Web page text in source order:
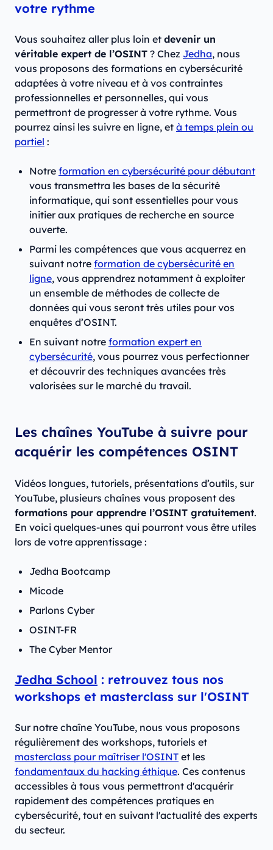
votre rythme
Vous souhaitez aller plus loin et devenir un
véritable expert de l’OSINT ? Chez Jedha, nous
vous proposons des formations en cybersécurité
adaptées à votre niveau et à vos contraintes
professionnelles et personnelles, qui vous
permettront de progresser à votre rythme. Vous
pourrez ainsi les suivre en ligne, et à temps plein ou
partiel :
Notre formation en cybersécurité pour débutant
vous transmettra les bases de la sécurité
informatique, qui sont essentielles pour vous
initier aux pratiques de recherche en source
ouverte.
Parmi les compétences que vous acquerrez en
suivant notre formation de cybersécurité en
ligne, vous apprendrez notamment à exploiter
un ensemble de méthodes de collecte de
données qui vous seront très utiles pour vos
enquêtes d’OSINT.
En suivant notre formation expert en
cybersécurité, vous pourrez vous perfectionner
et découvrir des techniques avancées très
valorisées sur le marché du travail.
Les chaînes YouTube à suivre pour
acquérir les compétences OSINT
Vidéos longues, tutoriels, présentations d’outils, sur
YouTube, plusieurs chaînes vous proposent des
formations pour apprendre l’OSINT gratuitement.
En voici quelques-unes qui pourront vous être utiles
lors de votre apprentissage :
Jedha Bootcamp
Micode
Parlons Cyber
OSINT-FR
The Cyber Mentor
Jedha School : retrouvez tous nos
workshops et masterclass sur l'OSINT
Sur notre chaîne YouTube, nous vous proposons
régulièrement des workshops, tutoriels et
masterclass pour maîtriser l'OSINT et les
fondamentaux du hacking éthique. Ces contenus
accessibles à tous vous permettront d'acquérir
rapidement des compétences pratiques en
cybersécurité, tout en suivant l'actualité des experts
du secteur.